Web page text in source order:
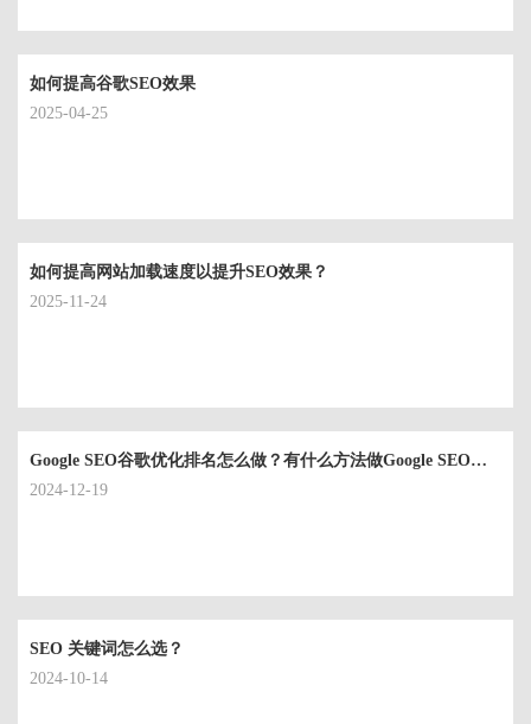
如何提高谷歌SEO效果
2025-04-25
如何提高网站加载速度以提升SEO效果？
2025-11-24
Google SEO谷歌优化排名怎么做？有什么方法做Google SEO排名？
2024-12-19
SEO 关键词怎么选？
2024-10-14